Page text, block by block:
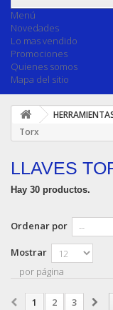
Menú
Novedades
Lo mas vendido
Promociones
Quienes somos
Mapa del sitio
Torx
LLAVES
Hay 30 productos.
Ordenar por
Mostrar
por página
1 2 3